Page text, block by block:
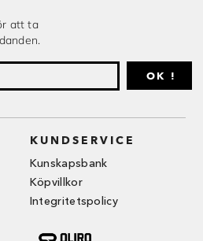
att ta
OK !
KUNDSERVICE
Kunskapsbank
Köpvillkor
Integritetspolicy